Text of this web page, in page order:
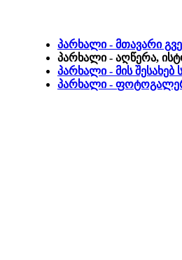
პარხალი - მთავარი
პარხალი - აღწერა,
პარხალი - მის
პარხალი -